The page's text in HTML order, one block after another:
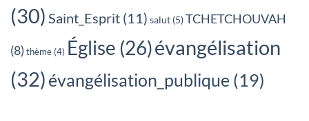
(30) Saint_Esprit (11) salut (5)TCHETCHOUVAH
(8) thème (4) Église (26)évangélisation
(32) évangélisation_publique (19)